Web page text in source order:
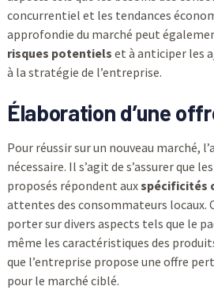
concurrentiel et les tendances
approfondie du marché peut
risques potentiels et à anticiper les
à la stratégie de l’entreprise.
Élaboration d’une
Pour réussir sur un nouveau marché,
nécessaire. Il s’agit de s’assurer que
proposés répondent auxspécificités
attentes des consommateurs locaux.
porter sur divers aspects tels que le
même les caractéristiques des
que l’entreprise propose une offre
pour le marché ciblé.